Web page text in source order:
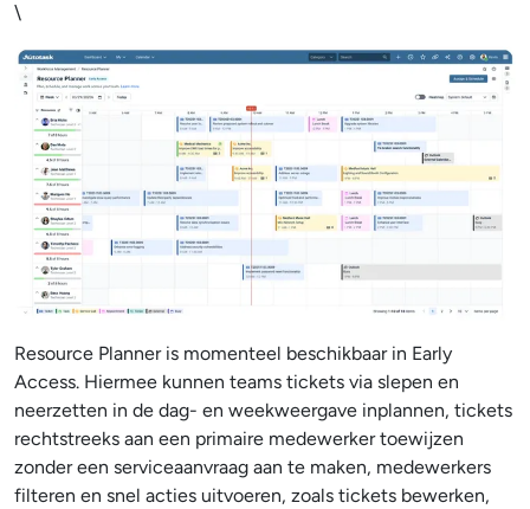
\
Resource Planner is momenteel beschikbaar in Early
Access. Hiermee kunnen teams tickets via slepen en
neerzetten in de dag- en weekweergave inplannen, tickets
rechtstreeks aan een primaire medewerker toewijzen
zonder een serviceaanvraag aan te maken, medewerkers
filteren en snel acties uitvoeren, zoals tickets bewerken,